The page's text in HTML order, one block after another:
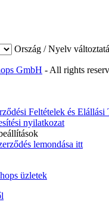
Ország / Nyelv
GmbH - All rights
Feltételek és Elállási
nyilatkozat
lemondása itt
üzletek